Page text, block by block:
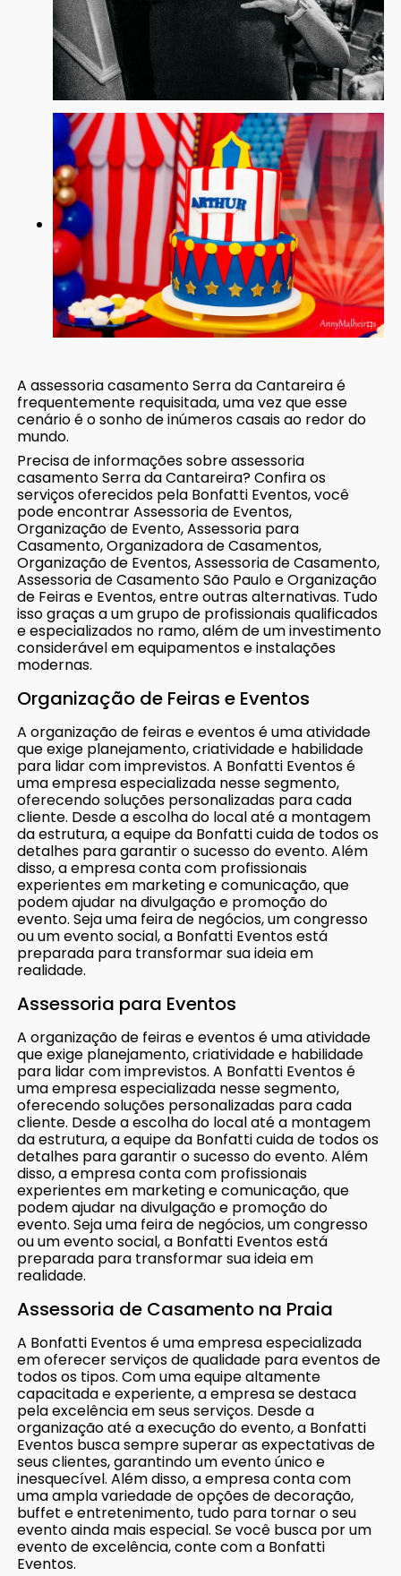
A assessoria casamento Serra da Cantareira é
frequentemente requisitada, uma vez que esse
cenário é o sonho de inúmeros casais ao redor do
mundo.
Precisa de informações sobre assessoria
casamento Serra da Cantareira? Confira os
serviços oferecidos pela Bonfatti Eventos, você
pode encontrar Assessoria de Eventos,
Organização de Evento, Assessoria para
Casamento, Organizadora de Casamentos,
Organização de Eventos, Assessoria de Casamento,
Assessoria de Casamento São Paulo e Organização
de Feiras e Eventos, entre outras alternativas. Tudo
isso graças a um grupo de profissionais qualificados
e especializados no ramo, além de um investimento
considerável em equipamentos e instalações
modernas.
Organização de Feiras e Eventos
A organização de feiras e eventos é uma atividade
que exige planejamento, criatividade e habilidade
para lidar com imprevistos. A Bonfatti Eventos é
uma empresa especializada nesse segmento,
oferecendo soluções personalizadas para cada
cliente. Desde a escolha do local até a montagem
da estrutura, a equipe da Bonfatti cuida de todos os
detalhes para garantir o sucesso do evento. Além
disso, a empresa conta com profissionais
experientes em marketing e comunicação, que
podem ajudar na divulgação e promoção do
evento. Seja uma feira de negócios, um congresso
ou um evento social, a Bonfatti Eventos está
preparada para transformar sua ideia em
realidade.
Assessoria para Eventos
A organização de feiras e eventos é uma atividade
que exige planejamento, criatividade e habilidade
para lidar com imprevistos. A Bonfatti Eventos é
uma empresa especializada nesse segmento,
oferecendo soluções personalizadas para cada
cliente. Desde a escolha do local até a montagem
da estrutura, a equipe da Bonfatti cuida de todos os
detalhes para garantir o sucesso do evento. Além
disso, a empresa conta com profissionais
experientes em marketing e comunicação, que
podem ajudar na divulgação e promoção do
evento. Seja uma feira de negócios, um congresso
ou um evento social, a Bonfatti Eventos está
preparada para transformar sua ideia em
realidade.
Assessoria de Casamento na Praia
A Bonfatti Eventos é uma empresa especializada
em oferecer serviços de qualidade para eventos de
todos os tipos. Com uma equipe altamente
capacitada e experiente, a empresa se destaca
pela excelência em seus serviços. Desde a
organização até a execução do evento, a Bonfatti
Eventos busca sempre superar as expectativas de
seus clientes, garantindo um evento único e
inesquecível. Além disso, a empresa conta com
uma ampla variedade de opções de decoração,
buffet e entretenimento, tudo para tornar o seu
evento ainda mais especial. Se você busca por um
evento de excelência, conte com a Bonfatti
Eventos.